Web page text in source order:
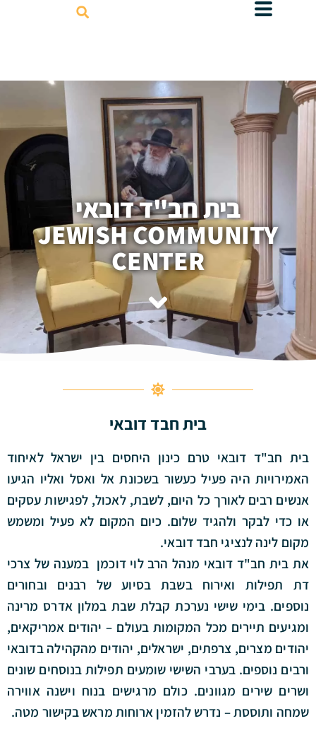
בית חב"ד דובאי
JEWISH COMMUNITY
CENTER
בית חבד דובאי
בית חב"ד דובאי טרם כינון היחסים בין ישראל לאיחוד
האמירויות היה פעיל כעשור בשכונת אל ואסל ואליו הגיעו
אנשים רבים לאורך כל היום, לשבת, לאכול, לפגישות עסקים
או כדי לבקר ולהגיד שלום. כיום המקום לא פעיל ומשמש
מקום לינה לנציגי חבד דובאי.
את בית חב"ד דובאי מנהל הרב לוי דוכמן במענה של צרכי
דת תפילות ואירוח בשבת בסיוע של רבנים ובחורים
נוספים. בימי שישי נערכת קבלת שבת במלון אדרס מרינה
ומגיעים תיירים מכל המקומות בעולם – יהודים אמריקאים,
יהודים מצרים, צרפתים, ישראלים, יהודים מהקהילה בדובאי
ורבים נוספים. בערבי השישי שומעים תפילות בנוסחים שונים
ושרים שירים מגוונים. כולם מרגישים בנוח וישנה אווירה
שמחה ותוססת – נדרש להזמין ארוחות מראש בקישור מטה.